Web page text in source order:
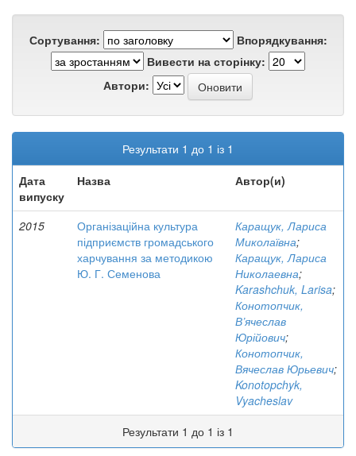
Сортування:
Впорядкування:
Вивести на сторінку:
Автори:
Результати 1 до 1 із 1
Дата
випуску
Назва Автор(и)
2015
Організаційна культура
підприємств громадського
харчування за методикою
Ю. Г. Семенова
Каращук, Лариса
Миколаївна;
Каращук, Лариса
Николаевна;
Karashchuk, Larisa;
Конотопчик,
В’ячеслав
Юрійович;
Конотопчик,
Вячеслав Юрьевич;
Konotopchyk,
Vyacheslav
Результати 1 до 1 із 1